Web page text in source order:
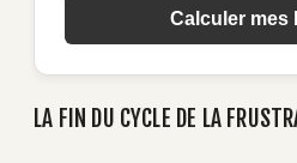
Calculer mes
LA FIN DU CYCLE DE LA